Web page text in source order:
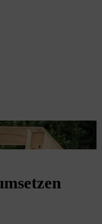
Verrottung.